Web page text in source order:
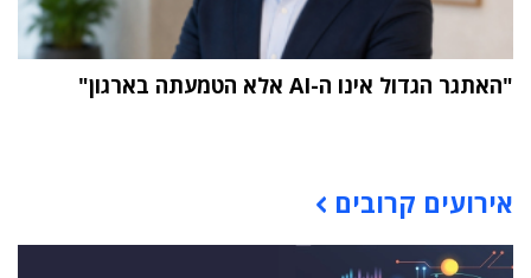
"האתגר הגדול אינו ה-AI אלא הטמעתה בארגון"
אירועים קרובים